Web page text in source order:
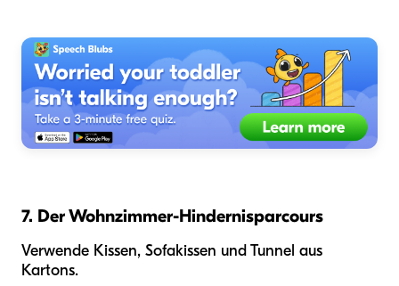
7. Der Wohnzimmer-Hindernisparcours
Verwende Kissen, Sofakissen und Tunnel aus
Kartons.